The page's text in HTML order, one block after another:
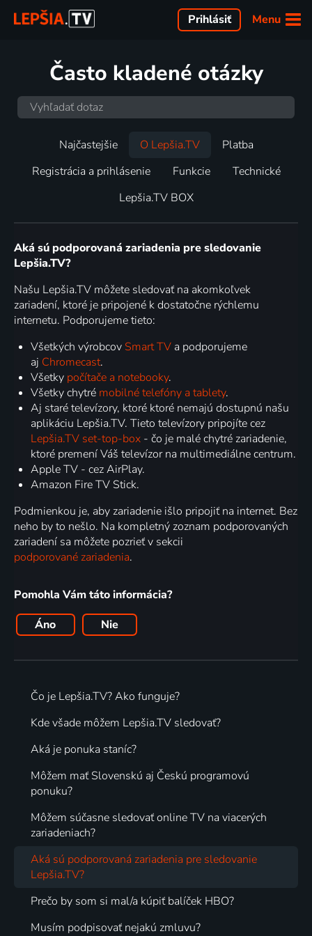
Menu
Prihlásiť
Často kladené otázky
Najčastejšie O Lepšia.TV
Platba
Registrácia a prihlásenie
Funkcie
Technické
Lepšia.TV BOX
Aká sú podporovaná zariadenia pre sledovanie
Lepšia.TV?
Našu Lepšia.TV môžete sledovať na akomkoľvek
zariadení, ktoré je pripojené k dostatočne rýchlemu
internetu. Podporujeme tieto:
Všetkých výrobcov Smart TV a podporujeme
aj Chromecast.
Všetky počítače a notebooky.
Všetky chytré mobilné telefóny a tablety.
Aj staré televízory, ktoré ktoré nemajú dostupnú našu
aplikáciu Lepšia.TV. Tieto televízory pripojíte cez
Lepšia.TV set-top-box - čo je malé chytré zariadenie,
ktoré premení Váš televízor na multimediálne centrum.
Apple TV - cez AirPlay.
Amazon Fire TV Stick.
Podmienkou je, aby zariadenie išlo pripojiť na internet. Bez
neho by to nešlo. Na kompletný zoznam podporovaných
zariadení sa môžete pozrieť v sekcii
podporované zariadenia.
Pomohla Vám táto informácia?
Áno
Nie
Čo je Lepšia.TV? Ako funguje?
Kde všade môžem Lepšia.TV sledovať?
Aká je ponuka staníc?
Môžem mať Slovenskú aj Českú programovú
ponuku?
Môžem súčasne sledovať online TV na viacerých
zariadeniach?
Aká sú podporovaná zariadenia pre sledovanie
Lepšia.TV?
Prečo by som si mal/a kúpiť balíček HBO?
Musím podpisovať nejakú zmluvu?